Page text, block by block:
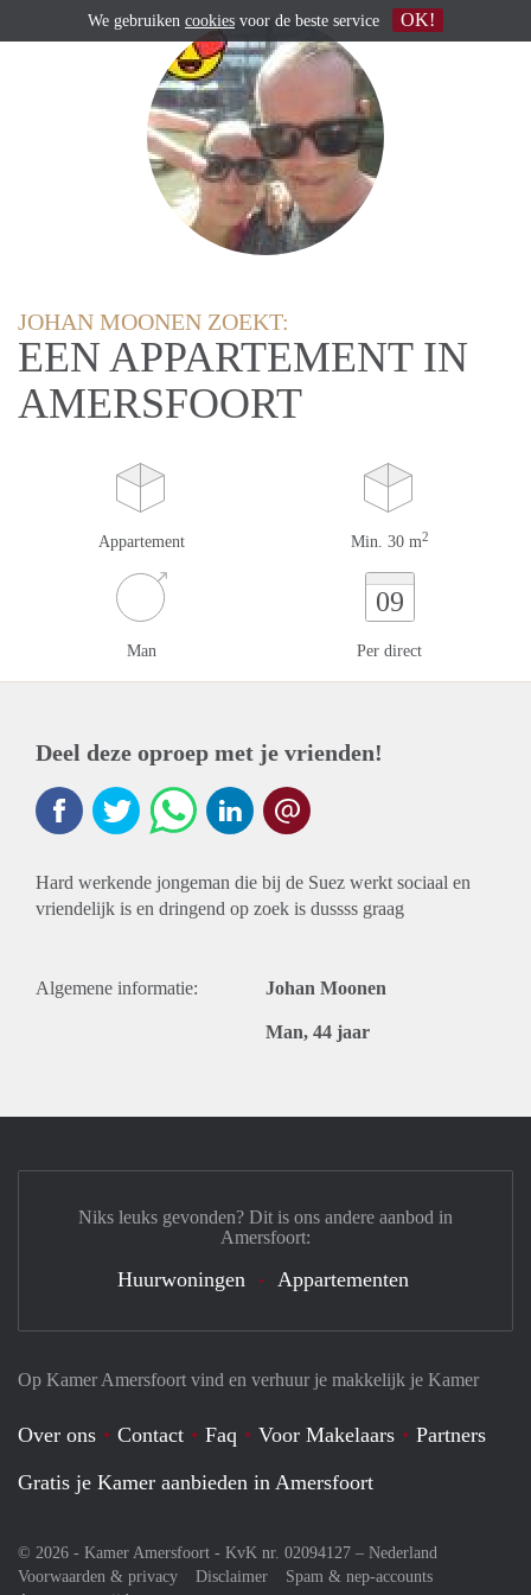
JOHAN MOONEN ZOEKT:
EEN APPARTEMENT IN
AMERSFOORT
Appartement Min. 30 m2
Man
09
Per direct
Deel deze oproep met je vrienden!
Hard werkende jongeman die bij de Suez werkt sociaal en
vriendelijk is en dringend op zoek is dussss graag
Algemene informatie: Johan Moonen
Man, 44 jaar
Op Kamer Amersfoort vind en verhuur je makkelijk je Kamer
Over ons Contact Faq Voor Makelaars
Partners
Gratis je Kamer aanbieden in Amersfoort
© 2026 - Kamer Amersfoort - KvK nr. 02094127 – Nederland
Voorwaarden & privacy
Disclaimer
Spam & nep-accounts
Niks leuks gevonden? Dit is ons andere aanbod in
Amersfoort:
Huurwoningen Appartementen
We gebruiken cookies voor de beste service OK!